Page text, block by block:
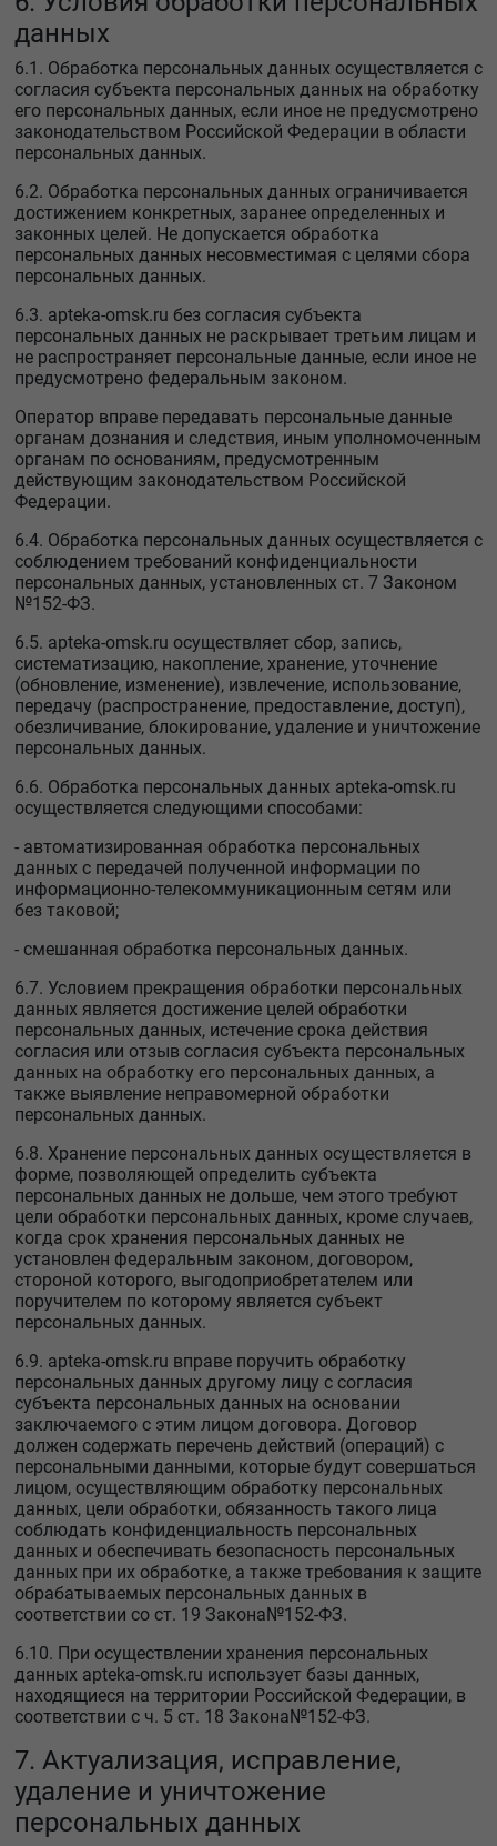
данных
6.1. Обработка персональных данных осуществляется с
согласия субъекта персональных данных на обработку
его персональных данных, если иное не предусмотрено
законодательством Российской Федерации в области
персональных данных.
6.2. Обработка персональных данных ограничивается
достижением конкретных, заранее определенных и
законных целей. Не допускается обработка
персональных данных несовместимая с целями сбора
персональных данных.
6.3. apteka-omsk.ru без согласия субъекта
персональных данных не раскрывает третьим лицам и
не распространяет персональные данные, если иное не
предусмотрено федеральным законом.
Оператор вправе передавать персональные данные
органам дознания и следствия, иным уполномоченным
органам по основаниям, предусмотренным
действующим законодательством Российской
Федерации.
6.4. Обработка персональных данных осуществляется с
соблюдением требований конфиденциальности
персональных данных, установленных ст. 7 Законом
№152-ФЗ.
6.5. apteka-omsk.ru осуществляет сбор, запись,
систематизацию, накопление, хранение, уточнение
(обновление, изменение), извлечение, использование,
передачу (распространение, предоставление, доступ),
обезличивание, блокирование, удаление и уничтожение
персональных данных.
6.6. Обработка персональных данных apteka-omsk.ru
осуществляется следующими способами:
- автоматизированная обработка персональных
данных с передачей полученной информации по
информационно-телекоммуникационным сетям или
без таковой;
- смешанная обработка персональных данных.
6.7. Условием прекращения обработки персональных
данных является достижение целей обработки
персональных данных, истечение срока действия
согласия или отзыв согласия субъекта персональных
данных на обработку его персональных данных, а
также выявление неправомерной обработки
персональных данных.
6.8. Хранение персональных данных осуществляется в
форме, позволяющей определить субъекта
персональных данных не дольше, чем этого требуют
цели обработки персональных данных, кроме случаев,
когда срок хранения персональных данных не
установлен федеральным законом, договором,
стороной которого, выгодоприобретателем или
поручителем по которому является субъект
персональных данных.
6.9. apteka-omsk.ru вправе поручить обработку
персональных данных другому лицу с согласия
субъекта персональных данных на основании
заключаемого с этим лицом договора. Договор
должен содержать перечень действий (операций) с
персональными данными, которые будут совершаться
лицом, осуществляющим обработку персональных
данных, цели обработки, обязанность такого лица
соблюдать конфиденциальность персональных
данных и обеспечивать безопасность персональных
данных при их обработке, а также требования к защите
обрабатываемых персональных данных в
соответствии со ст. 19 Закона№152-ФЗ.
6.10. При осуществлении хранения персональных
данных apteka-omsk.ru использует базы данных,
находящиеся на территории Российской Федерации, в
соответствии с ч. 5 ст. 18 Закона№152-ФЗ.
7. Актуализация, исправление,
удаление и уничтожение
персональных данных